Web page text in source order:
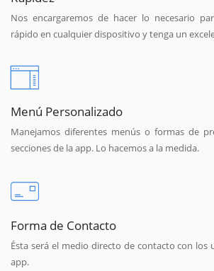
Nos encargaremos de hacer lo necesario
rápido en cualquier dispositivo y tenga un
Menú Personalizado
Manejamos diferentes menús o formas de
secciones de la app. Lo hacemos a la medida.
Forma de Contacto
Ésta será el medio directo de contacto con los
app.